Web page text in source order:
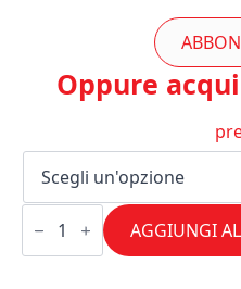
Oppure
LE
MONOLEZIONI:
pesca
AGGIUNGI